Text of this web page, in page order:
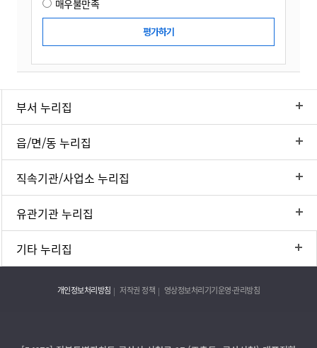
매우불만족
부서 누리집
읍/면/동 누리집
직속기관/사업소 누리집
유관기관 누리집
기타 누리집
개인정보처리방침 저작권 정책 영상정보처리기기운영·관리방침